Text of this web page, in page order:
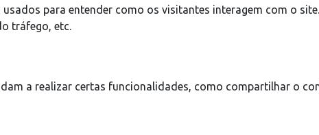
para entender como os visitantes interagem com o
tráfego, etc.
a realizar certas funcionalidades, como compartilhar o